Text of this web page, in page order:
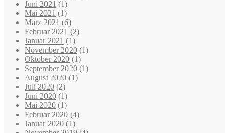
Juni 2021 (1)
Mai 2021 (1)
März 2021 (6)
Februar 2021 (2)
Januar 2021 (1)
November 2020 (1)
Oktober 2020 (1)
September 2020 (1)
August 2020 (1)
Juli 2020 (2)
Juni 2020 (1)
Mai 2020 (1)
Februar 2020 (4)
Januar 2020 (1)